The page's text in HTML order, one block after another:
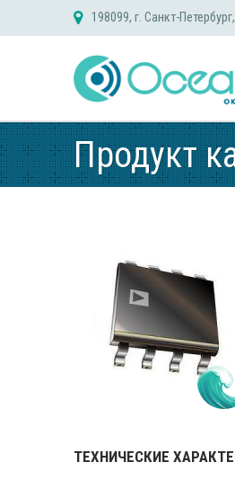
198099, г. Санкт-
Продукт
ТЕХНИЧЕСКИЕ